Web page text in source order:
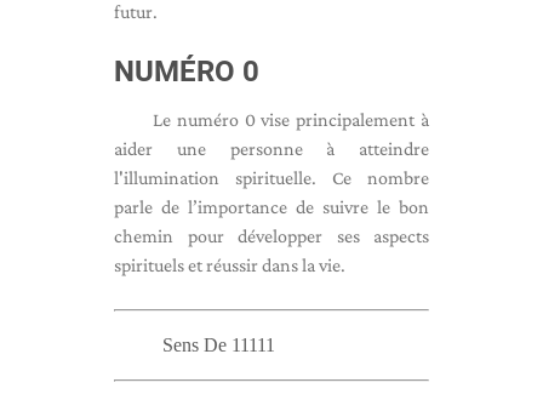
futur.
NUMÉRO 0
Le numéro 0 vise principalement à
aider une personne à atteindre
l'illumination spirituelle. Ce nombre
parle de l’importance de suivre le bon
chemin pour développer ses aspects
spirituels et réussir dans la vie.
Sens De 11111